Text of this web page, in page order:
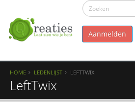
Aanmelden
HOME LEDENLIJST LEFTTWIX
LeftTwix